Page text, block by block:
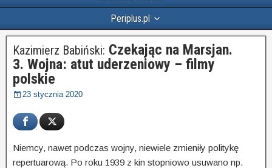
Periplus.pl
Kazimierz Babiński: Czekając na Marsjan.
3. Wojna: atut uderzeniowy – filmy
polskie
23 stycznia 2020
Niemcy, nawet podczas wojny, niewiele zmieniły politykę
repertuarową. Po roku 1939 z kin stopniowo usuwano np.